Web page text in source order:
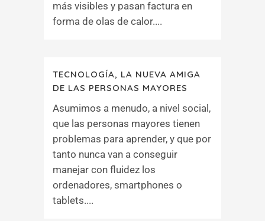
más visibles y pasan factura en
forma de olas de calor....
TECNOLOGÍA, LA NUEVA AMIGA
DE LAS PERSONAS MAYORES
Asumimos a menudo, a nivel social,
que las personas mayores tienen
problemas para aprender, y que por
tanto nunca van a conseguir
manejar con fluidez los
ordenadores, smartphones o
tablets....